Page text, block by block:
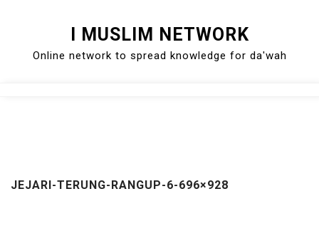
content
I MUSLIM NETWORK
Online network to spread knowledge for da'wah
JEJARI-TERUNG-RANGUP-6-696×928